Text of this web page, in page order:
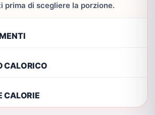
prima di scegliere la porzione.
CALORICO
CALORIE